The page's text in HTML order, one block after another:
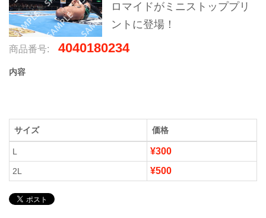
ロマイドがミニストッププリ
ントに登場！
商品番号: 4040180234
内容
サイズ 価格
L ¥300
2L ¥500